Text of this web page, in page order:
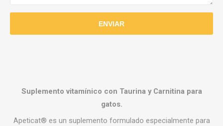
Suplemento vitamínico con Taurina y Carnitina para
gatos.
Apeticat® es un suplemento formulado especialmente para